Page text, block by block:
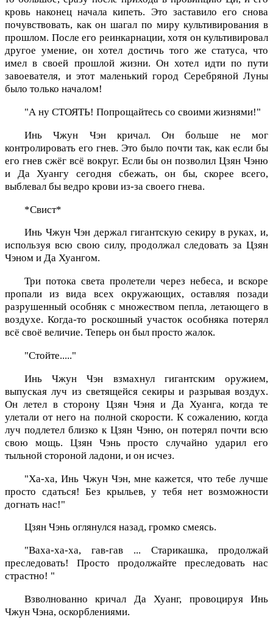
кровь наконец начала кипеть. Это заставило его снова
почувствовать, как он шагал по миру культивирования в
прошлом. После его реинкарнации, хотя он культивировал
другое умение, он хотел достичь того же статуса, что
имел в своей прошлой жизни. Он хотел идти по пути
завоевателя, и этот маленький город Серебряной Луны
было только началом!
"А ну СТОЯТЬ! Попрощайтесь со своими жизнями!"
Инь Чжун Чэн кричал. Он больше не мог
контролировать его гнев. Это было почти так, как если бы
его гнев сжёг всё вокруг. Если бы он позволил Цзян Чэню
и Да Хуангу сегодня сбежать, он бы, скорее всего,
выблевал бы ведро крови из-за своего гнева.
*Свист*
Инь Чжун Чэн держал гигантскую секиру в руках, и,
используя всю свою силу, продолжал следовать за Цзян
Чэном и Да Хуангом.
Три потока света пролетели через небеса, и вскоре
пропали из вида всех окружающих, оставляя позади
разрушенный особняк с множеством пепла, летающего в
воздухе. Когда-то роскошный участок особняка потерял
всё своё величие. Теперь он был просто жалок.
"Стойте....."
Инь Чжун Чэн взмахнул гигантским оружием,
выпуская луч из светящейся секиры и разрывая воздух.
Он летел в сторону Цзян Чэня и Да Хуанга, когда те
улетали от него на полной скорости. К сожалению, когда
луч подлетел близко к Цзян Чэню, он потерял почти всю
свою мощь. Цзян Чэнь просто случайно ударил его
тыльной стороной ладони, и он исчез.
"Ха-ха, Инь Чжун Чэн, мне кажется, что тебе лучше
просто сдаться! Без крыльев, у тебя нет возможности
догнать нас!"
Цзян Чэнь оглянулся назад, громко смеясь.
"Ваха-ха-ха, гав-гав ... Старикашка, продолжай
преследовать! Просто продолжайте преследовать нас
страстно! "
Взволнованно кричал Да Хуанг, провоцируя Инь
Чжун Чэна, оскорблениями.